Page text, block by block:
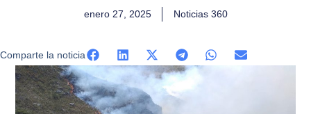
enero 27, 2025 Noticias 360
Comparte la noticia